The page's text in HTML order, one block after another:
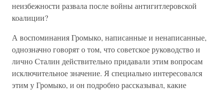
неизбежности развала после войны антигитлеровской
коалиции?
А воспоминания Громыко, написанные и ненаписанные,
однозначно говорят о том, что советское руководство и
лично Сталин действительно придавали этим вопросам
исключительное значение. Я специально интересовался
этим у Громыко, и он подробно рассказывал, какие